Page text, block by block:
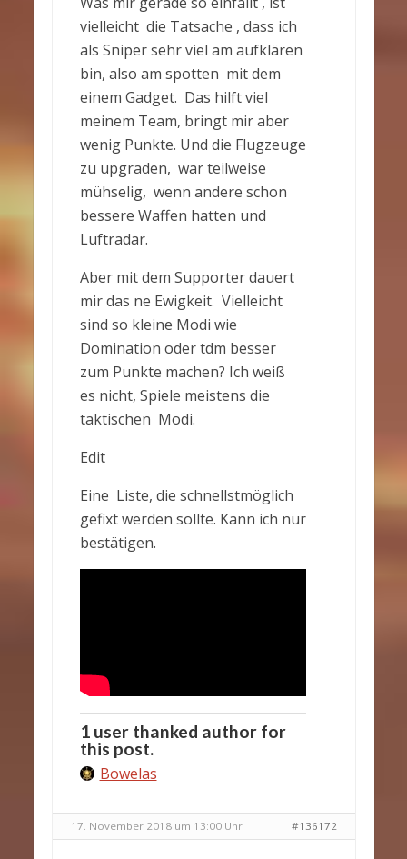
vielleicht die Tatsache , dass ich
als Sniper sehr viel am aufklären
bin, also am spotten mit dem
einem Gadget. Das hilft viel
meinem Team, bringt mir aber
wenig Punkte. Und die Flugzeuge
zu upgraden, war teilweise
mühselig, wenn andere schon
bessere Waffen hatten und
Luftradar.
Aber mit dem Supporter dauert
mir das ne Ewigkeit. Vielleicht
sind so kleine Modi wie
Domination oder tdm besser
zum Punkte machen? Ich weiß
es nicht, Spiele meistens die
taktischen Modi.
Edit
Eine Liste, die schnellstmöglich
gefixt werden sollte. Kann ich nur
bestätigen.
1 user thanked author for
this post.
Bowelas
17. November 2018 um 13:00 Uhr #136172